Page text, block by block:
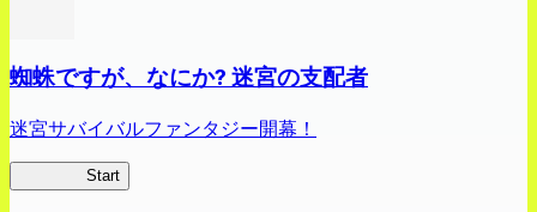
蜘蛛ですが、なにか? 迷宮の支配者
迷宮サバイバルファンタジー開幕！
Start